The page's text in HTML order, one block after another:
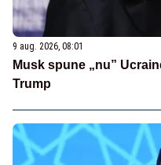
9 aug. 2026, 08:01
Musk spune „nu”
Trump